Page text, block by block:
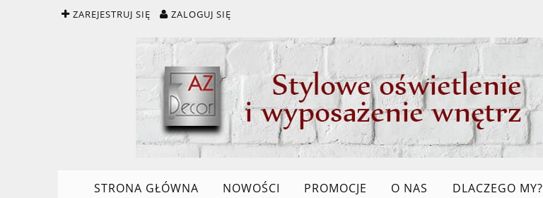
ZAREJESTRUJ SIĘ ZALOGUJ SIĘ
STRONA GŁÓWNA NOWOŚCI PROMOCJE O NAS DLACZEGO MY?